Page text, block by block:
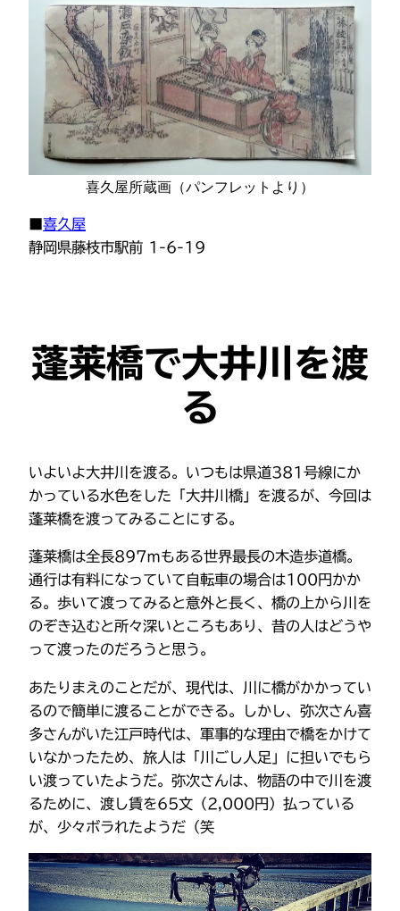
喜久屋所蔵画（パンフレットより）
喜久屋
静岡県藤枝市駅前 1-6-19
蓬莱橋で大井川を渡
る
いよいよ大井川を渡る。いつもは県道381号線にか
かっている水色をした「大井川橋」を渡るが、今回は
蓬莱橋を渡ってみることにする。
蓬莱橋は全長897ｍもある世界最長の木造歩道橋。
通行は有料になっていて自転車の場合は100円かか
る。歩いて渡ってみると意外と長く、橋の上から川を
のぞき込むと所々深いところもあり、昔の人はどうや
って渡ったのだろうと思う。
あたりまえのことだが、現代は、川に橋がかかってい
るので簡単に渡ることができる。しかし、弥次さん喜
多さんがいた江戸時代は、軍事的な理由で橋をかけて
いなかったため、旅人は「川ごし人足」に担いでもら
い渡っていたようだ。弥次さんは、物語の中で川を渡
るために、渡し賃を65文（2,000円）払っている
が、少々ボラれたようだ（笑